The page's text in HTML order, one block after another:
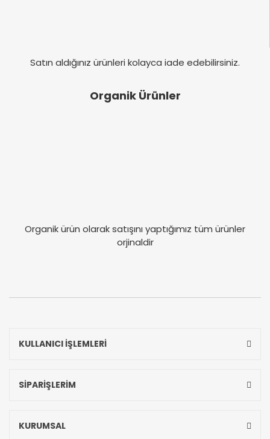
Satın aldığınız ürünleri kolayca iade edebilirsiniz.
Organik Ürünler
Organik ürün olarak satışını yaptığımız tüm ürünler
orjinaldir
KULLANICI İŞLEMLERİ
SİPARİŞLERİM
KURUMSAL